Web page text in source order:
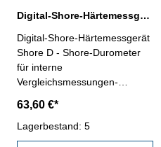
Digital-Shore-Härtemessgerät Shore D 0 - 100 HD
Digital-Shore-Härtemessgerät
Shore D - Shore-Durometer
für interne
Vergleichsmessungen-
Kunstharz, Resopal, Epoxid,
Plexiglas etc.- Digtal-Anzeige
mit Ein/Aus-, Null- und Hold-
63,60 €*
Lagerbestand: 5